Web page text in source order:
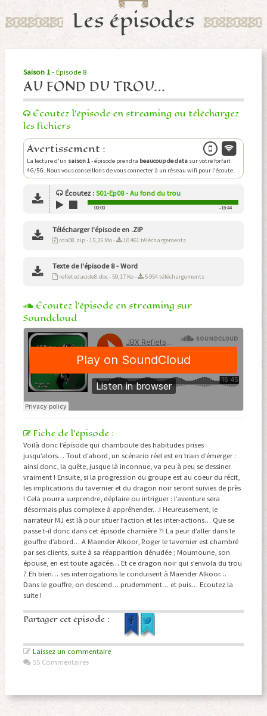
Les épisodes
Saison 1- Épisode 8
AU FOND DU TROU…
Écoutez l'épisode en streaming ou téléchargez
les fichiers
Avertissement :
La lecture d'un saison 1- épisode prendra beaucoup de datasur votre forfait
4G/5G. Nous vous conseillons de vous connecter à un réseau wifi pour l'écoute.
Écoutez : S01-Ep08 - Au fond du trou
00:00 -16:44
Télécharger l'épisode en .ZIP
rda08.zip - 15,25 Mo - 10 461 téléchargements
Texte de l'épisode 8 - Word
refletsdacide8.doc - 59,17 Ko - 5 954 téléchargements
Écoutez l'épisode en streaming sur
Soundcloud
Fiche de l'épisode :
Voilà donc l’épisode qui chamboule des habitudes prises
jusqu’alors… Tout d’abord, un scénario réel est en train d’émerger :
ainsi donc, la quête, jusque là inconnue, va peu à peu se dessiner
vraiment ! Ensuite, si la progression du groupe est au coeur du récit,
les implications du tavernier et du dragon noir seront suivies de près
! Cela pourra surprendre, déplaire ou intriguer : l’aventure sera
désormais plus complexe à appréhender…! Heureusement, le
narrateur MJ est là pour situer l’action et les inter-actions… Que se
passe t-il donc dans cet épisode charnière ?! La peur d’aller dans le
gouffre d’abord… A Maender Alkoor, Roger le tavernier est chambré
par ses clients, suite à sa réapparition dénudée ; Moumoune, son
épouse, en est toute agacée… Et ce dragon noir qui s’envola du trou
? Eh bien… ses interrogations le conduisent à Maender Alkoor…
Dans le gouffre, on descend… prudemment… et puis… Ecoutez la
suite !
Partager cet épisode :
Laissez un commentaire
55 Commentaires